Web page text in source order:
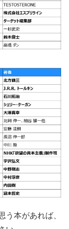
う本があれば、